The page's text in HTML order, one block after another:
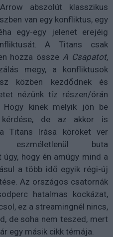
Arrow abszolút klasszikus
van egy konfliktus, egy
egy-egy jelenet erejéig
ATitans csak
hozza össze A Csapatot,
megy, a konfliktusok
közben kezdődnek és
nézünk tíz részen/órán
Hogy kinek melyik jön be
de az akkor is
aTitans írása köröket ver
eszméletlenül buta
hogy én amúgy mind a
a több idő egyik régi-új
Az országos csatornák
hatalmas kockázat,
ez a streamingnél nincs,
de soha nem teszed, mert
egy másik cikk témája.